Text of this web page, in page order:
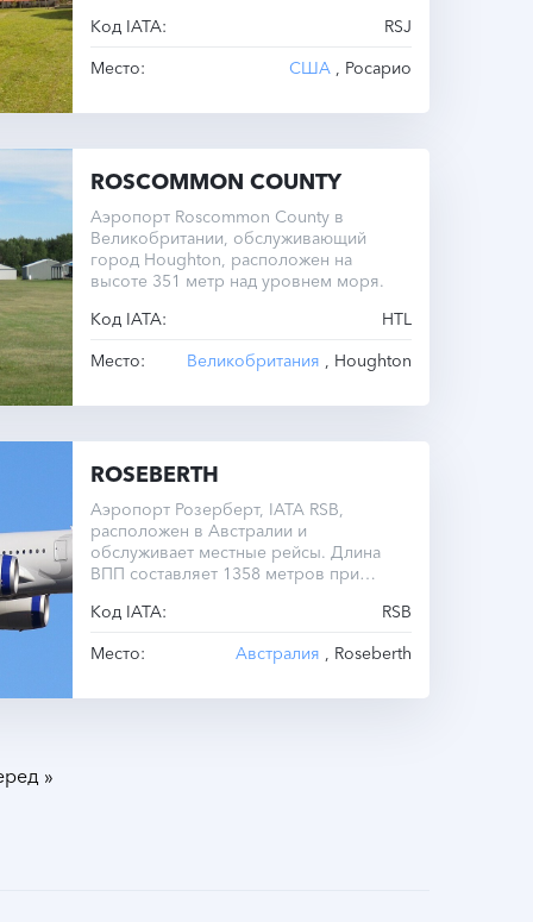
Код IATA:
RSJ
Место:
США , Росарио
ROSCOMMON COUNTY
Аэропорт Roscommon County в
Великобритании, обслуживающий
город Houghton, расположен на
высоте 351 метр над уровнем моря.
Код IATA:
HTL
Место:
Великобритания , Houghton
ROSEBERTH
Аэропорт Розерберт, IATA RSB,
расположен в Австралии и
обслуживает местные рейсы. Длина
ВПП составляет 1358 метров при
Операционный часовой пояс — UTC
Код IATA:
RSB
Место:
Австралия , Roseberth
»